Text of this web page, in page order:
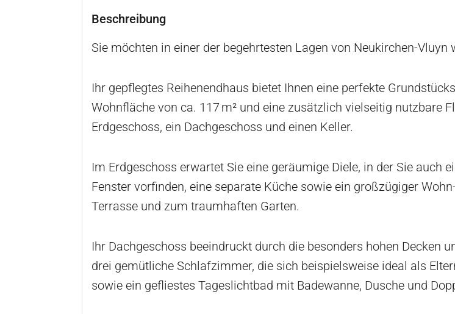
Beschreibung
Sie möchten in einer der begehrtesten Lagen von Neukirchen-
Ihr gepflegtes Reihenendhaus bietet Ihnen eine perfekte
Wohnfläche von ca. 117 m² und eine zusätzlich vielseitig nutzbare
Erdgeschoss, ein Dachgeschoss und einen Keller.
Im Erdgeschoss erwartet Sie eine geräumige Diele, in der Sie auch
Fenster vorfinden, eine separate Küche sowie ein großzügiger
Terrasse und zum traumhaften Garten.
Ihr Dachgeschoss beeindruckt durch die besonders hohen Decken
drei gemütliche Schlafzimmer, die sich beispielsweise ideal als
sowie ein gefliestes Tageslichtbad mit Badewanne, Dusche und